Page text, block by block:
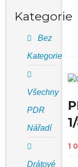
Kategorie
Bez
Kategorie
Všechny
PDR
Nářadí
Drátové
1